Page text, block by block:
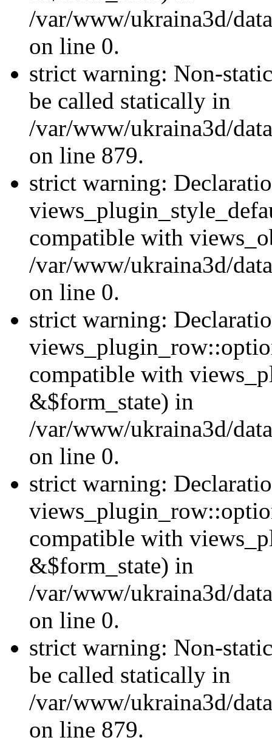
/var/www/ukraina3d/
on line 0.
strict warning: Non-
be called statically in
/var/www/ukraina3d/
on line 879.
strict warning:
compatible with
/var/www/ukraina3d/
on line 0.
strict warning:
compatible with
&$form_state) in
/var/www/ukraina3d/
on line 0.
strict warning:
compatible with
&$form_state) in
/var/www/ukraina3d/
on line 0.
strict warning: Non-
be called statically in
/var/www/ukraina3d/
on line 879.